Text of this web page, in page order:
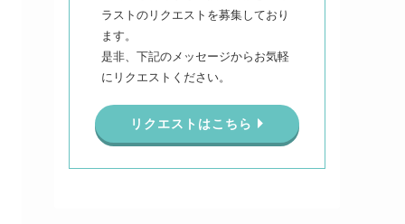
ラストのリクエストを募集しており
ます。
是非、下記のメッセージからお気軽
にリクエストください。
リクエストはこちら